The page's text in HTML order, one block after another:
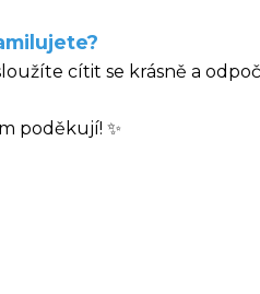
cítit se krásně a
poděkují! ✨